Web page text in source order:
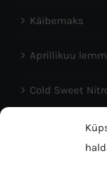
Käibemaks
Aprillikuu
Cold Sweet
Head Eesti